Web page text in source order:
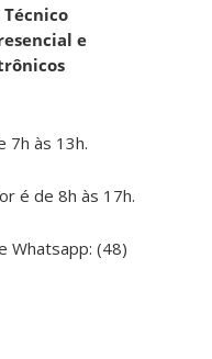
e
7h às 13h.
é de 8h às 17h.
Whatsapp: (48)